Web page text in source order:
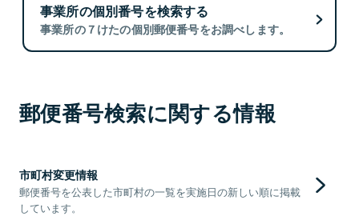
事業所の個別番号を検索する
事業所の７けたの個別郵便番号をお調べします。
郵便番号検索に関する情報
市町村変更情報
郵便番号を公表した市町村の一覧を実施日の新しい順に掲載
しています。